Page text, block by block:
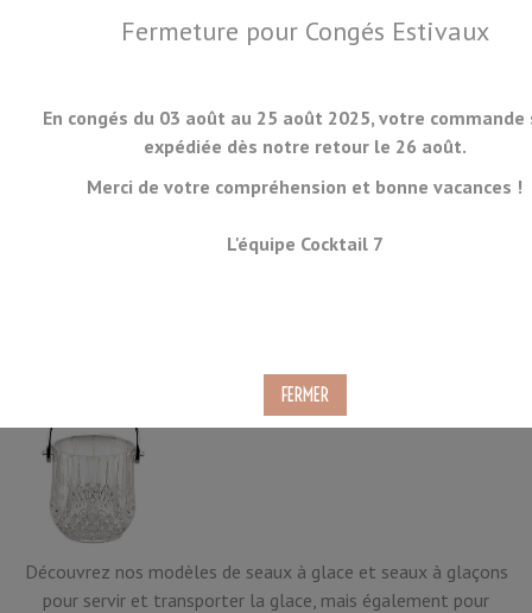
MENU
Fermeture pour Congés Estivaux
En congés du 03 août au 25 août 2025, votre commande
expédiée dès notre retour le 26 août.
Merci de votre compréhension et bonne vacances !
L'équipe Cocktail 7
Découvrez nos modèles de seaux à glace et seaux à glaçons
pour servir et transporter la glace, mais également pour